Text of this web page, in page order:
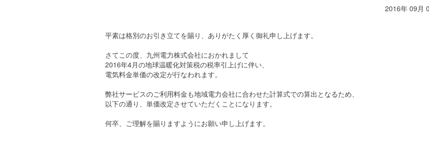
2016年 09月
平素は格別のお引き立てを賜り、ありがたく厚く御礼申し上げます。
さてこの度、九州電力株式会社におかれまして
2016年4月の地球温暖化対策税の税率引上げに伴い、
電気料金単価の改定が行なわれます。
弊社サービスのご利用料金も地域電力会社に合わせた計算式での算出となるため、
以下の通り、単価改定させていただくことになります。
何卒、ご理解を賜りますようにお願い申し上げます。